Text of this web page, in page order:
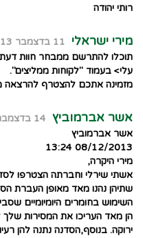
רותי יהודה
מירי ישראלי 11 בדצמבר 2013 בשעה 15:02
תוכלו להתרשם ממבחר חוות
עלי> בעמוד "לקוחות ממליצים".
מזמינה אתכם להצטרף להרצאה
אשר אברמוביץ 14 בדצמבר 2013 בשעה 20:03
אשר אברמוביץ
08/12/2013 13:24
מירי היקרה,
אשתי שירלי וחברתה הצטרפו
שתיהן נהנו מאד מאופן העברת
השימוש בחומרים היומיומיים
הן מאד העריכו את המסירות שלך
ירוקה. בנוסף,הסדנה נתנה להן